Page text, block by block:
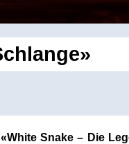
Snake – Die